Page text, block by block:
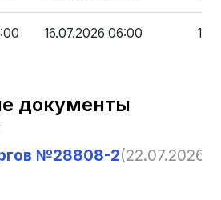
16.07.2026 06:00 10
документы
№28808-2(22.07.2026,